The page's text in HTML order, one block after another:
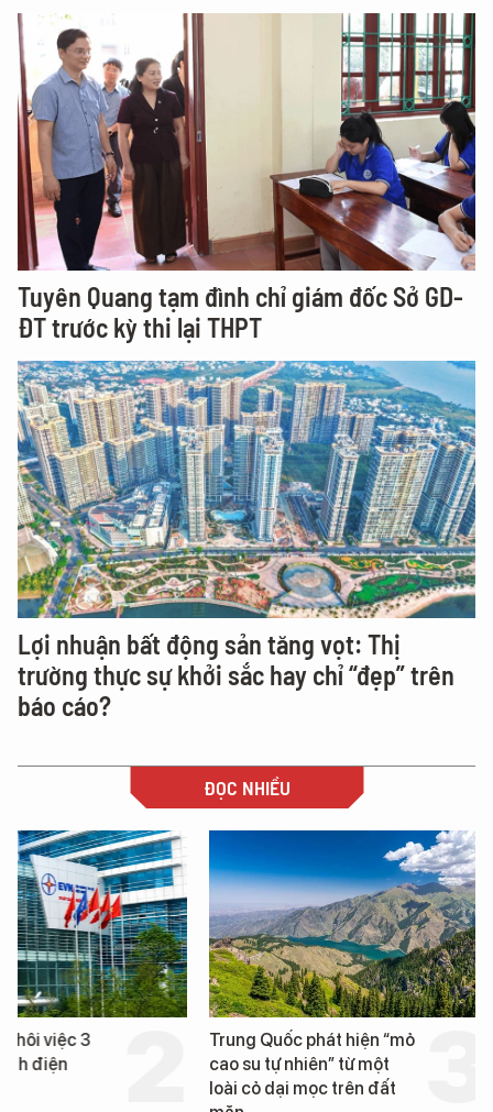
Tuyên Quang tạm đình chỉ giám đốc Sở GD-
ĐT trước kỳ thi lại THPT
Lợi nhuận bất động sản tăng vọt: Thị
trường thực sự khởi sắc hay chỉ “đẹp” trên
báo cáo?
ĐỌC NHIỀU
Trung Quốc phát hiện “mỏ
cao su tự nhiên” từ một
Loạt dự án bất động
Đà Nẵng sắp bị kiểm